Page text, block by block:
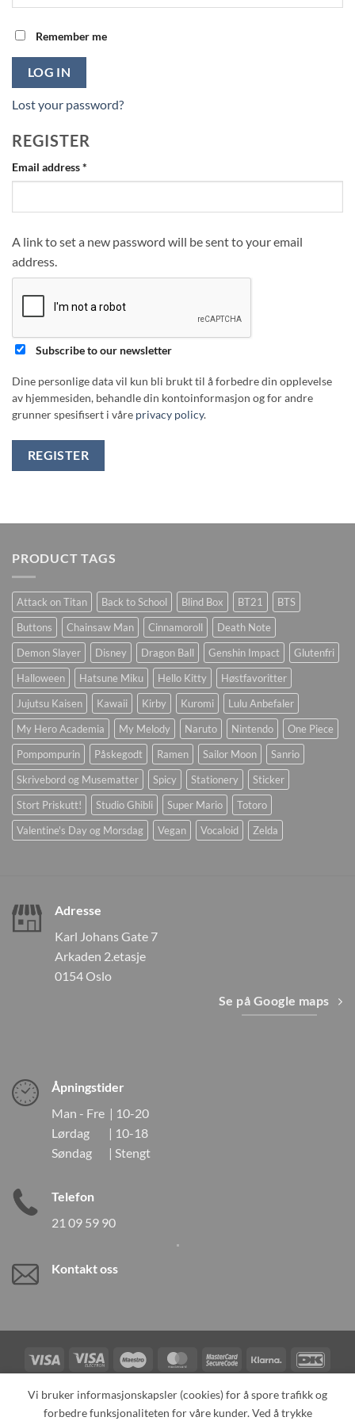
Remember me
LOG IN
Lost your password?
REGISTER
Email address*
A link to set a new password will be sent to your email
address.
Subscribe to our newsletter
Dine personlige data vil kun bli brukt til å forbedre din opplevelse
av hjemmesiden, behandle din kontoinformasjon og for andre
grunner spesifisert i våre privacy policy.
REGISTER
PRODUCT TAGS
Attack on Titan Back to School Blind Box BT21
BTS
Buttons
Chainsaw Man Cinnamoroll
Death Note
Demon Slayer
Disney Dragon Ball Genshin Impact
Glutenfri
Halloween
Hatsune Miku Hello Kitty
Høstfavoritter
Jujutsu Kaisen
Kawaii Kirby Kuromi
Lulu Anbefaler
My Hero Academia
My Melody Naruto Nintendo
One Piece
Pompompurin
Påskegodt Ramen Sailor Moon
Sanrio
Skrivebord og Musematter
Spicy Stationery
Sticker
Stort Priskutt!
Studio Ghibli Super Mario
Totoro
Valentine's Day og Morsdag
Vegan Vocaloid Zelda
Adresse
Karl Johans Gate 7
Arkaden 2.etasje
0154 Oslo
Se på Google maps
Åpningstider
Man - Fre | 10-20
Lørdag | 10-18
Søndag | Stengt
Telefon
21 09 59 90
Kontakt oss
Visa
Visa
Electron
Maestro MasterCardMasterCard
2
Klarna
Card
TILBAKEKALLINGER KONTAKT OSS OM OSS
Vi bruker informasjonskapsler (cookies) for å spore trafikk og
forbedre funksjonaliteten for våre kunder. Ved å trykke